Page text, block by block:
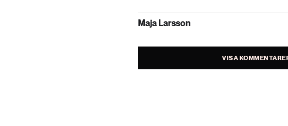
Maja Larsson
VISA